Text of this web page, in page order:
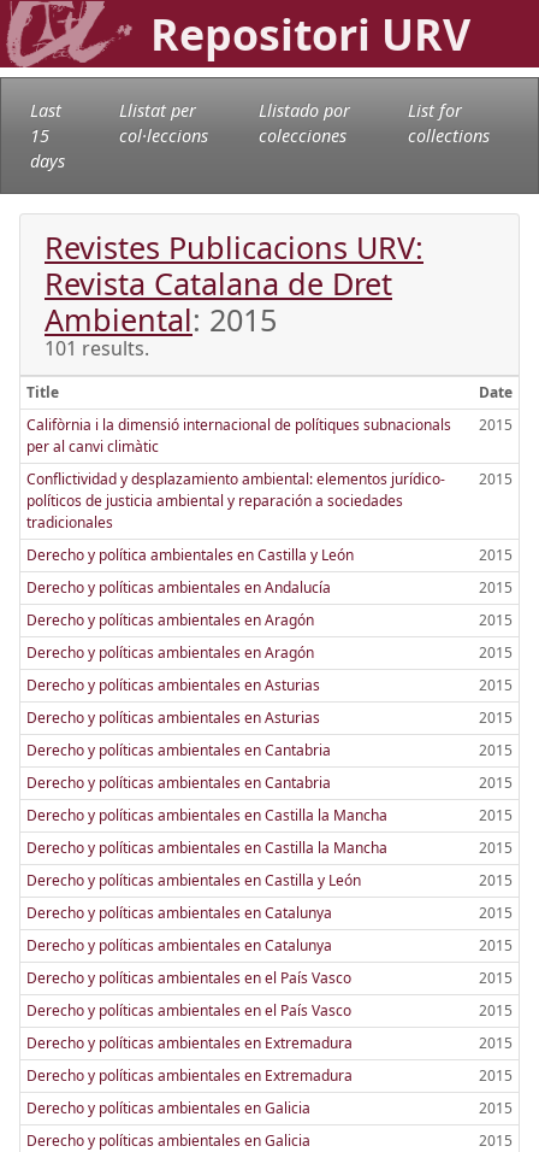
Repositori URV
Last
15
days
Llistat per
col·leccions
Llistado por
colecciones
List for
collections
Revistes Publicacions URV:
Revista Catalana de Dret
Ambiental: 2015
101 results.
Title
Date
Califòrnia i la dimensió internacional de polítiques subnacionals
per al canvi climàtic
2015
Conflictividad y desplazamiento ambiental: elementos jurídico-
políticos de justicia ambiental y reparación a sociedades
tradicionales
2015
Derecho y política ambientales en Castilla y León
2015
Derecho y políticas ambientales en Andalucía
2015
Derecho y políticas ambientales en Aragón
2015
Derecho y políticas ambientales en Aragón
2015
Derecho y políticas ambientales en Asturias
2015
Derecho y políticas ambientales en Asturias
2015
Derecho y políticas ambientales en Cantabria
2015
Derecho y políticas ambientales en Cantabria
2015
Derecho y políticas ambientales en Castilla la Mancha
2015
Derecho y políticas ambientales en Castilla la Mancha
2015
Derecho y políticas ambientales en Castilla y León
2015
Derecho y políticas ambientales en Catalunya
2015
Derecho y políticas ambientales en Catalunya
2015
Derecho y políticas ambientales en el País Vasco
2015
Derecho y políticas ambientales en el País Vasco
2015
Derecho y políticas ambientales en Extremadura
2015
Derecho y políticas ambientales en Extremadura
2015
Derecho y políticas ambientales en Galicia
2015
Derecho y políticas ambientales en Galicia
2015